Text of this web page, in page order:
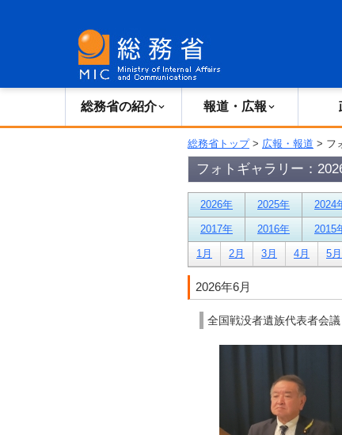
総務省の紹介 報道・広報
総務省トップ> 広報・報道 > フ
フォトギャラリー：
2026年 2025年 2024
2017年 2016年 2015
1月 2月 3月 4月 5月
2026年6月
全国戦没者遺族代表者会議